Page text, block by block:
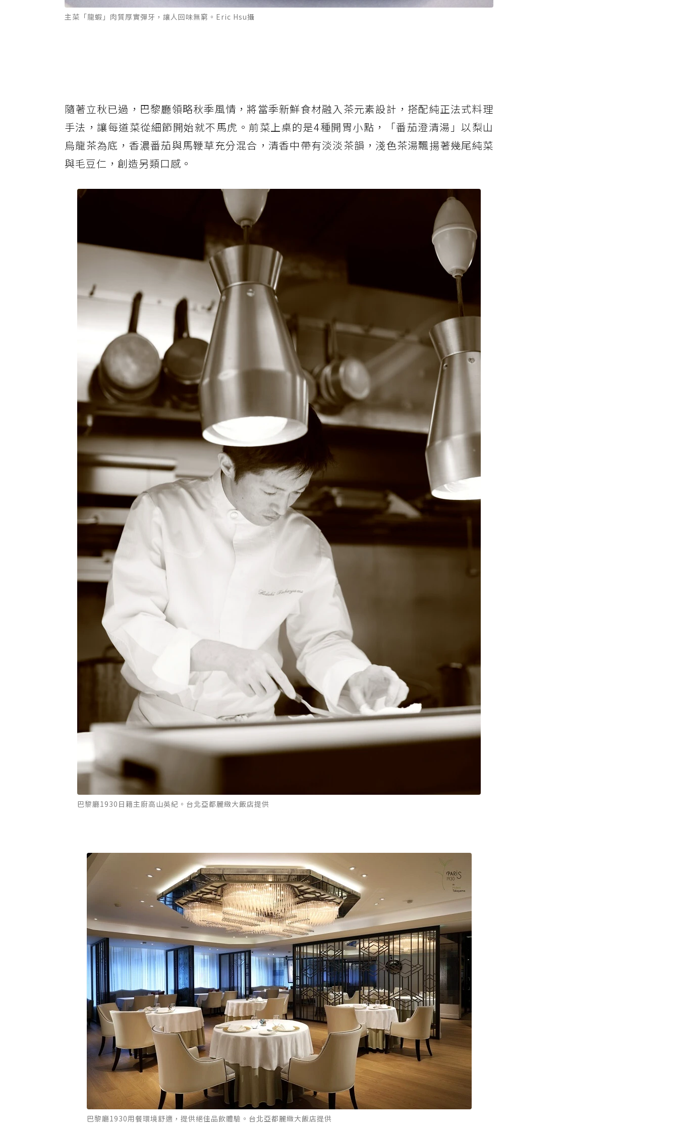
主菜「龍蝦」肉質厚實彈牙，讓人回味無窮。Eric Hsu攝
隨著立秋已過，巴黎廳領略秋季風情，將當季新鮮食材融入茶元素設計，搭配純正法式料理
手法，讓每道菜從細節開始就不馬虎。前菜上桌的是4種開胃小點，「番茄澄清湯」以梨山
烏龍茶為底，香濃番茄與馬鞭草充分混合，清香中帶有淡淡茶韻，淺色茶湯飄揚著幾尾純菜
與毛豆仁，創造另類口感。
巴黎廳1930日籍主廚高山英紀。台北亞都麗緻大飯店提供
巴黎廳1930用餐環境舒適，提供絕佳品飲體驗。台北亞都麗緻大飯店提供